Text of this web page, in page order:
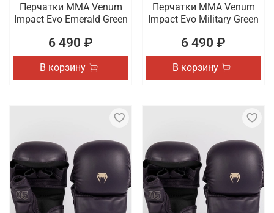
Перчатки ММА Venum
Impact Evo Emerald Green
6 490 ₽
В корзину
Перчатки ММА Venum
Impact Evo Military Green
6 490 ₽
В корзину